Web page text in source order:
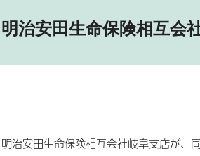
明治安田生命保険相互会
明治安田生命保険相互会社岐阜支店が